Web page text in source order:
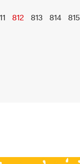
812 813 814 815